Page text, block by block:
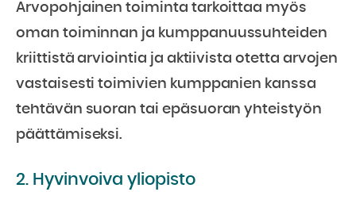
Arvopohjainen toiminta tarkoittaa myös
oman toiminnan ja kumppanuussuhteiden
kriittistä arviointia ja aktiivista otetta arvojen
vastaisesti toimivien kumppanien kanssa
tehtävän suoran tai epäsuoran yhteistyön
päättämiseksi.
2. Hyvinvoiva yliopisto